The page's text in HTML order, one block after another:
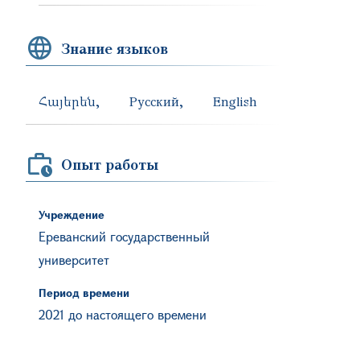
Знание языков
Հայերեն Русский English
Опыт работы
Учреждение
Ереванский государственный
университет
Период времени
2021 до настоящего времени